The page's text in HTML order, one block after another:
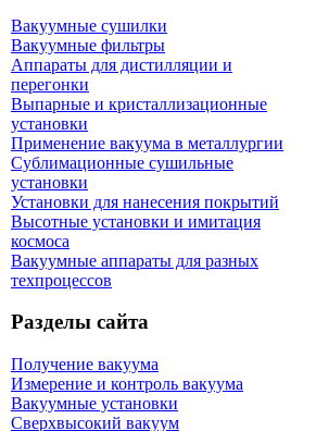
Вакуумные сушилки
Вакуумные фильтры
Аппараты для дистилляции и
перегонки
Выпарные и кристаллизационные
установки
Применение вакуума в металлургии
Сублимационные сушильные
установки
Установки для нанесения покрытий
Высотные установки и имитация
космоса
Вакуумные аппараты для разных
техпроцессов
Разделы сайта
Получение вакуума
Измерение и контроль вакуума
Вакуумные установки
Сверхвысокий вакуум